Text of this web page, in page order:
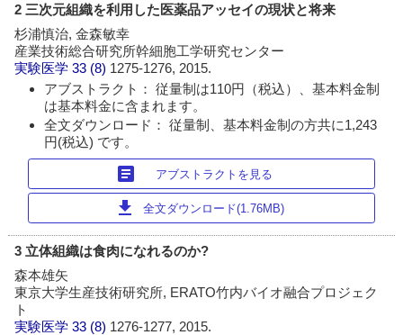
2 三次元組織を利用した医薬品アッセイの現状と将来
杉浦慎治, 金森敏幸
産業技術総合研究所幹細胞工学研究センター
実験医学 33 (8) 1275-1276, 2015.
アブストラクト： 従量制は110円（税込）、基本料金制
は基本料金に含まれます。
全文ダウンロード： 従量制、基本料金制の方共に1,243
円(税込) です。
article アブストラクトを見る
download 全文ダウンロード(1.76MB)
3 立体組織は食肉になれるのか?
森本雄矢
東京大学生産技術研究所, ERATO竹内バイオ融合プロジェク
ト
実験医学 33 (8) 1276-1277, 2015.